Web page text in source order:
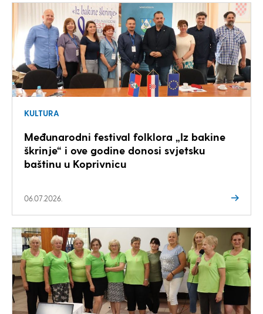
KULTURA
Međunarodni festival folklora „Iz bakine
škrinje“ i ove godine donosi svjetsku
baštinu u Koprivnicu
06.07.2026.